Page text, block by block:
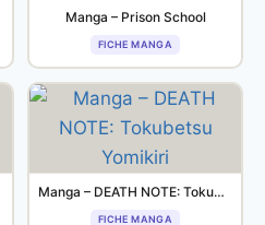
Manga – Prison School
FICHE MANGA
Manga – DEATH NOTE: Tokubetsu Yomikiri
FICHE MANGA